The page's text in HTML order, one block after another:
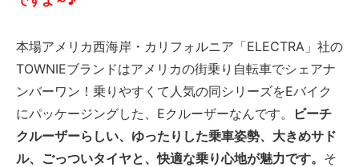
本場アメリカ西海岸・カリフォルニア「ELECTRA」社の
TOWNIEブランドはアメリカの街乗り自転車でシェアナ
ンバーワン！乗りやすくて人気の同シリーズをEバイク
にパッケージングした、Eクルーザーなんです。
ビーチ
クルーザーらしい、ゆったりした乗車姿勢、大きめサド
ル、ごっついタイヤと、快適な乗り心地が魅力です。 そ